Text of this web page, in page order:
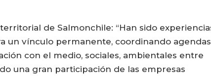
de Salmonchile: “Han sido
un vínculo permanente, coordinando agendas
con el medio, sociales, ambientales entre
una gran participación de las empresas